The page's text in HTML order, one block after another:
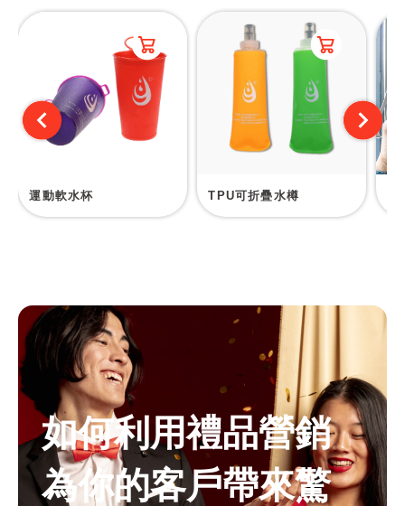
運動軟水杯 TPU可折疊水樽
如何利用禮品營銷
為你的客戶帶來驚